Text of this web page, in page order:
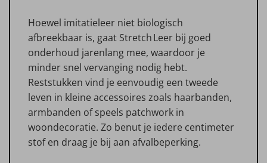
Hoewel imitatieleer niet biologisch
afbreekbaar is, gaat Stretch Leer bij goed
onderhoud jarenlang mee, waardoor je
minder snel vervanging nodig hebt.
Reststukken vind je eenvoudig een tweede
leven in kleine accessoires zoals haarbanden,
armbanden of speels patchwork in
woondecoratie. Zo benut je iedere centimeter
stof en draag je bij aan afvalbeperking.